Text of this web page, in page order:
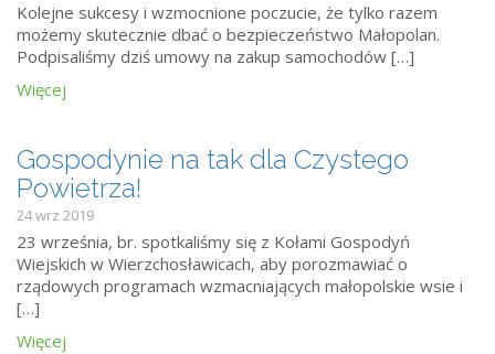
Kolejne sukcesy i wzmocnione poczucie, że tylko razem
możemy skutecznie dbać o bezpieczeństwo Małopolan.
Podpisaliśmy dziś umowy na zakup samochodów […]
Więcej
Gospodynie na tak dla Czystego
Powietrza!
24 wrz 2019
23 września, br. spotkaliśmy się z Kołami Gospodyń
Wiejskich w Wierzchosławicach, aby porozmawiać o
rządowych programach wzmacniających małopolskie wsie i
[…]
Więcej